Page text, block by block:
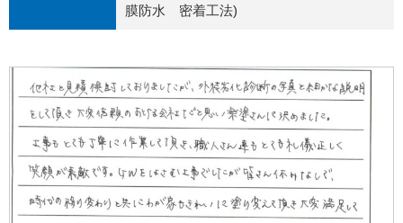
膜防水 密着工法)